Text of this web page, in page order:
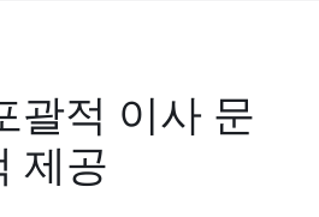
괄적 이사 문
제공